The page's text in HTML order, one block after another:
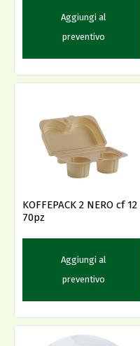
Aggiungi al
preventivo
KOFFEPACK 2 NERO cf 12 x
70pz
Aggiungi al
preventivo